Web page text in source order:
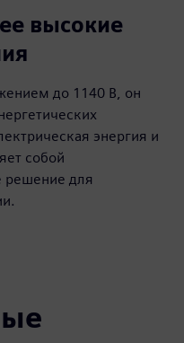
высокие
до 1140 В, он
энергия и
собой
решение для